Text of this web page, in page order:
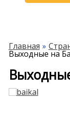
Главная
Выходные на